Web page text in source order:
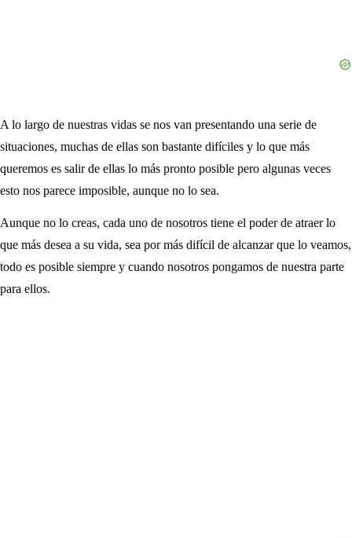
A lo largo de nuestras vidas se nos van presentando una serie de
situaciones, muchas de ellas son bastante difíciles y lo que más
queremos es salir de ellas lo más pronto posible pero algunas veces
esto nos parece imposible, aunque no lo sea.
Aunque no lo creas, cada uno de nosotros tiene el poder de atraer lo
que más desea a su vida, sea por más difícil de alcanzar que lo veamos,
todo es posible siempre y cuando nosotros pongamos de nuestra parte
para ellos.